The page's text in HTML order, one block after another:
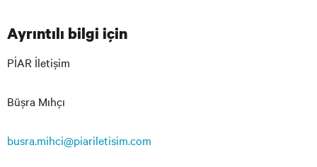
Ayrıntılı bilgi için
PİAR İletişim
Büşra Mıhçı
busra.mihci@piariletisim.com